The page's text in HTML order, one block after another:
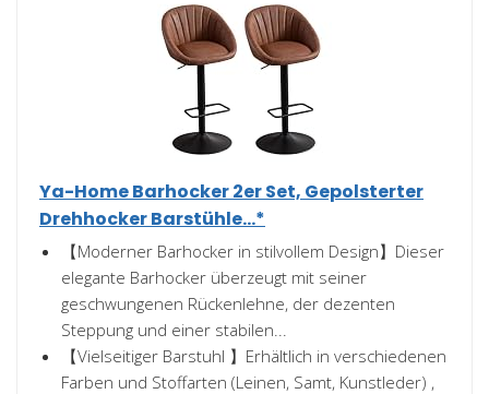
Ya-Home Barhocker 2er Set, Gepolsterter
Drehhocker Barstühle...*
【Moderner Barhocker in stilvollem Design】Dieser
elegante Barhocker überzeugt mit seiner
geschwungenen Rückenlehne, der dezenten
Steppung und einer stabilen...
【Vielseitiger Barstuhl 】Erhältlich in verschiedenen
Farben und Stoffarten (Leinen, Samt, Kunstleder) ,